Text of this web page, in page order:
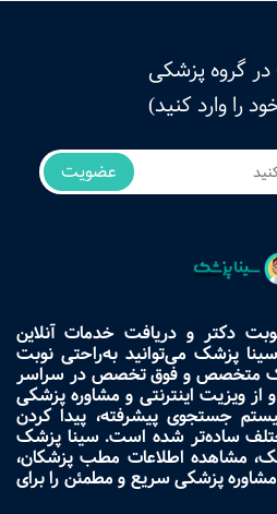
گروه پزشکی
را وارد کنید)
عضویت
دکتر و دریافت خدمات آنلاین
پزشک می‌توانید به‌راحتی نوبت
متخصص و فوق تخصص در سراسر
از ویزیت اینترنتی و مشاوره پزشکی
جستجوی پیشرفته، پیدا کردن
ساده‌تر شده است. سینا پزشک
مشاهده اطلاعات مطب پزشکان،
پزشکی سریع و مطمئن را برای